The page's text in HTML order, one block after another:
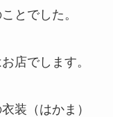
とでした 。
店でします。
装（はかま）